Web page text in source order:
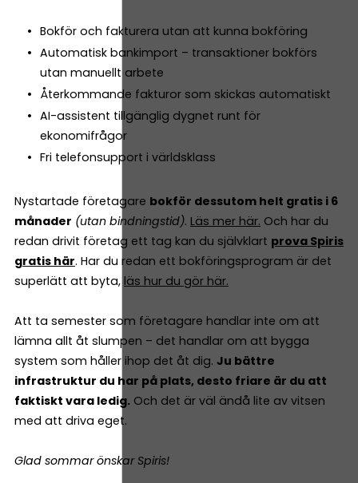
Bokför och fakturera utan att kunna bokföring
Automatisk bankimport – transaktioner bokförs
utan manuellt arbete
Återkommande fakturor som skickas automatiskt
AI-assistent tillgänglig dygnet runt för
ekonomifrågor
Fri telefonsupport i världsklass
Nystartade företagare bokför dessutom helt gratis i 6
månader (utan bindningstid). Läs mer här. Och har du
redan drivit företag ett tag kan du självklart prova Spiris
gratis här. Har du redan ett bokföringsprogram är det
superlätt att byta, läs hur du gör här.
Att ta semester som företagare handlar inte om att
lämna allt åt slumpen – det handlar om att bygga
system som håller ihop det åt dig. Ju bättre
infrastruktur du har på plats, desto friare är du att
faktiskt vara ledig. Och det är väl ändå lite av vitsen
med att driva eget.
Glad sommar önskar Spiris!